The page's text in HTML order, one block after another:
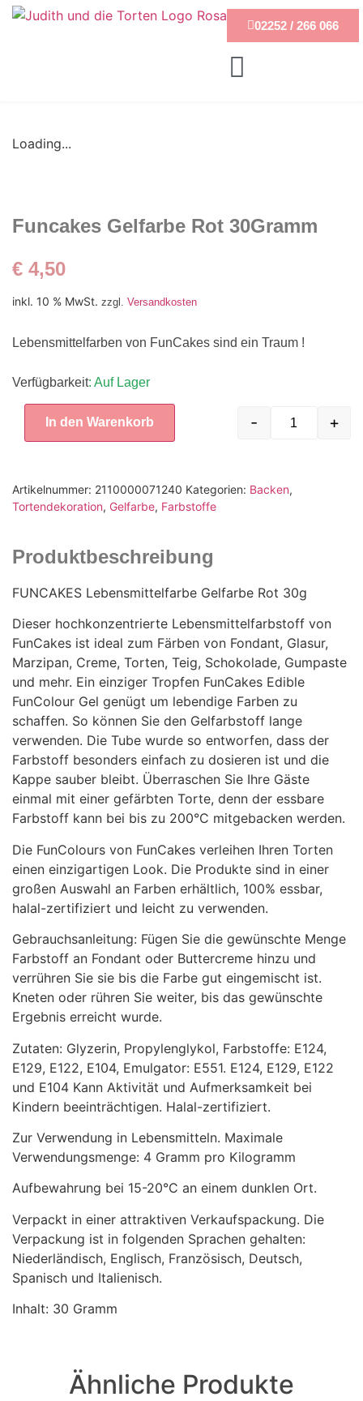
02252 / 266 066
Loading...
Funcakes Gelfarbe Rot 30Gramm
€ 4,50
inkl. 10 % MwSt. zzgl. Versandkosten
Lebensmittelfarben von FunCakes sind ein Traum !
Verfügbarkeit: Auf Lager
- +
In den Warenkorb
Artikelnummer: 2110000071240 Kategorien: Backen,
Tortendekoration, Gelfarbe, Farbstoffe
Produktbeschreibung
FUNCAKES Lebensmittelfarbe Gelfarbe Rot 30g
Dieser hochkonzentrierte Lebensmittelfarbstoff von
FunCakes ist ideal zum Färben von Fondant, Glasur,
Marzipan, Creme, Torten, Teig, Schokolade, Gumpaste
und mehr. Ein einziger Tropfen FunCakes Edible
FunColour Gel genügt um lebendige Farben zu
schaffen. So können Sie den Gelfarbstoff lange
verwenden. Die Tube wurde so entworfen, dass der
Farbstoff besonders einfach zu dosieren ist und die
Kappe sauber bleibt. Überraschen Sie Ihre Gäste
einmal mit einer gefärbten Torte, denn der essbare
Farbstoff kann bei bis zu 200°C mitgebacken werden.
Die FunColours von FunCakes verleihen Ihren Torten
einen einzigartigen Look. Die Produkte sind in einer
großen Auswahl an Farben erhältlich, 100% essbar,
halal-zertifiziert und leicht zu verwenden.
Gebrauchsanleitung: Fügen Sie die gewünschte Menge
Farbstoff an Fondant oder Buttercreme hinzu und
verrühren Sie sie bis die Farbe gut eingemischt ist.
Kneten oder rühren Sie weiter, bis das gewünschte
Ergebnis erreicht wurde.
Zutaten: Glyzerin, Propylenglykol, Farbstoffe: E124,
E129, E122, E104, Emulgator: E551. E124, E129, E122
und E104 Kann Aktivität und Aufmerksamkeit bei
Kindern beeinträchtigen. Halal-zertifiziert.
Zur Verwendung in Lebensmitteln. Maximale
Verwendungsmenge: 4 Gramm pro Kilogramm
Aufbewahrung bei 15-20°C an einem dunklen Ort.
Verpackt in einer attraktiven Verkaufspackung. Die
Verpackung ist in folgenden Sprachen gehalten:
Niederländisch, Englisch, Französisch, Deutsch,
Spanisch und Italienisch.
Inhalt: 30 Gramm
Ähnliche Produkte